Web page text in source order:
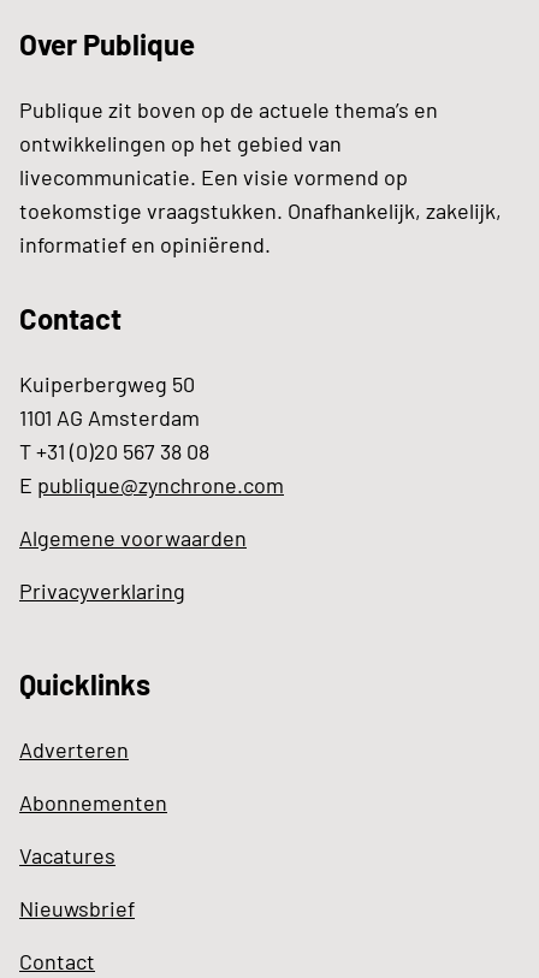
Over Publique
Publique zit boven op de actuele thema’s en
ontwikkelingen op het gebied van
livecommunicatie. Een visie vormend op
toekomstige vraagstukken. Onafhankelijk, zakelijk,
informatief en opiniërend.
Contact
Kuiperbergweg 50
1101 AG Amsterdam
T +31 (0)20 567 38 08
E publique@zynchrone.com
Algemene voorwaarden
Privacyverklaring
Quicklinks
Adverteren
Abonnementen
Vacatures
Nieuwsbrief
Contact